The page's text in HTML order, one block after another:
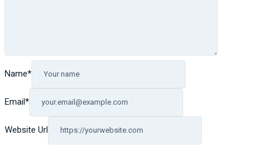
Name*
Email*
Website Url